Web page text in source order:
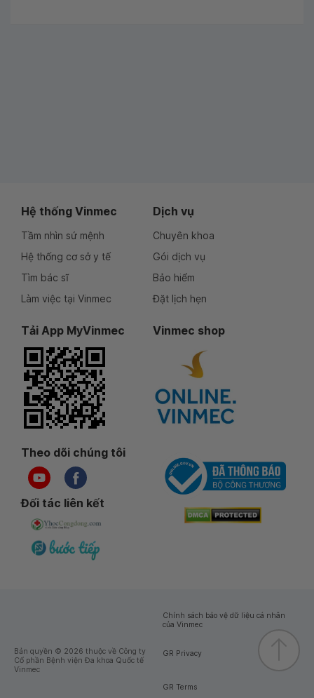
Hệ thống Vinmec
Tầm nhìn sứ mệnh
Hệ thống cơ sở y tế
Tìm bác sĩ
Làm việc tại Vinmec
Dịch vụ
Chuyên khoa
Gói dịch vụ
Bảo hiểm
Đặt lịch hẹn
Tải App MyVinmec Vinmec shop
Theo dõi chúng tôi
Đối tác liên kết
Bản quyền © 2026 thuộc về Công ty
Cổ phần Bệnh viện Đa khoa Quốc tế
Vinmec
Chính sách bảo vệ dữ liệu cá nhân
của Vinmec
GR Privacy
GR Terms